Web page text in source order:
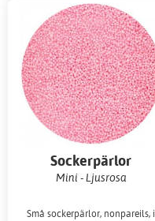
Sockerpärlor
Mini - Ljusrosa
Små sockerpärlor, nonpareils, i